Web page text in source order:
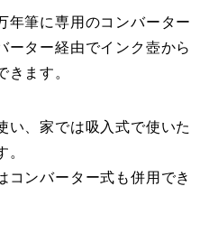
年筆に専用のコンバーター
ーター経由でインク壺から
きます。
い、家では吸入式で使いた
。
コンバーター式も併用でき